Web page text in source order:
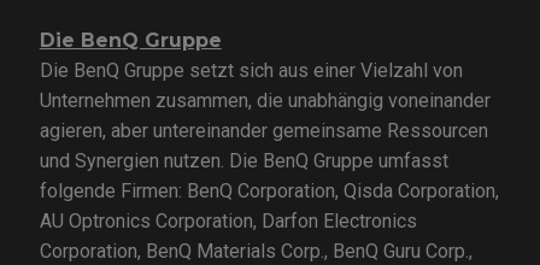
Die BenQ Gruppe
Die BenQ Gruppe setzt sich aus einer Vielzahl von
Unternehmen zusammen, die unabhängig voneinander
agieren, aber untereinander gemeinsame Ressourcen
und Synergien nutzen. Die BenQ Gruppe umfasst
folgende Firmen: BenQ Corporation, Qisda Corporation,
AU Optronics Corporation, Darfon Electronics
Corporation, BenQ Materials Corp., BenQ Guru Corp.,